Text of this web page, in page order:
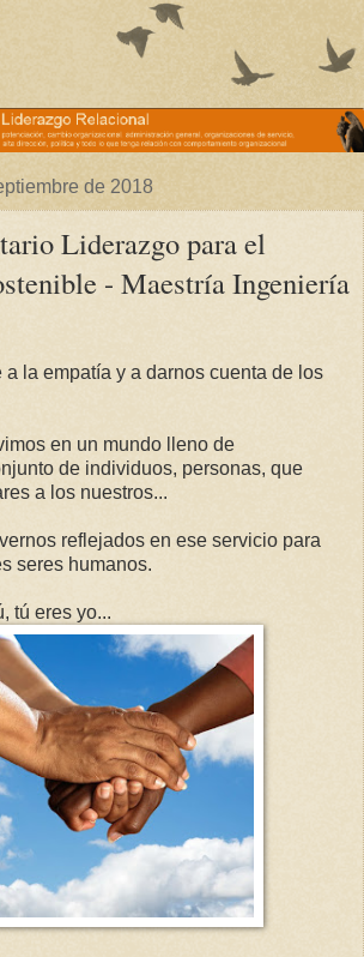
de 2018
Liderazgo para el
- Maestría Ingeniería
la empatía y a darnos cuenta de los
en un mundo lleno de
de individuos, personas, que
a los nuestros...
reflejados en ese servicio para
seres humanos.
tú eres yo...